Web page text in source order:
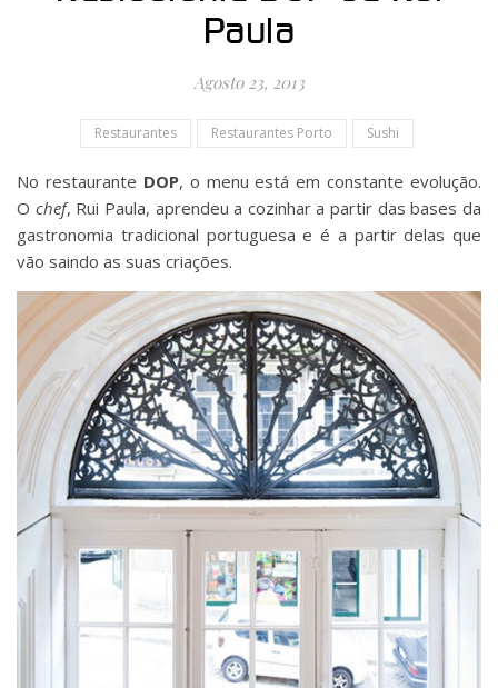
Paula
Agosto 23, 2013
Restaurantes Restaurantes Porto Sushi
No restaurante DOP, o menu está em constante evolução.
O chef, Rui Paula, aprendeu a cozinhar a partir das bases da
gastronomia tradicional portuguesa e é a partir delas que
vão saindo as suas criações.